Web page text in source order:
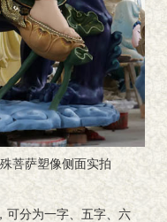
菩萨塑像侧面实拍
分为一字、五字、六